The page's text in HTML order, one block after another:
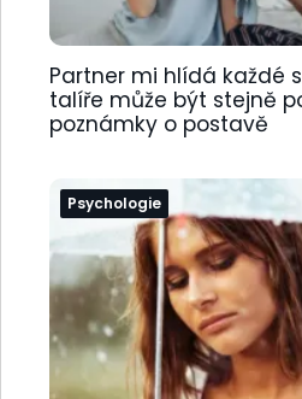
Partner mi hlídá každé
talíře může být stejně
poznámky o postavě
Psychologie